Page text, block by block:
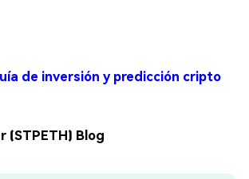
de inversión y predicción cripto
(STPETH) Blog